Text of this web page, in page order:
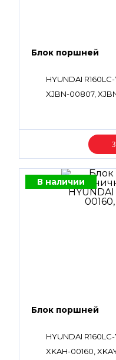
Блок поршней
HYUNDAI
XJBN-00807,
В наличии
Блок поршней
HYUNDAI
XKAH-00160,